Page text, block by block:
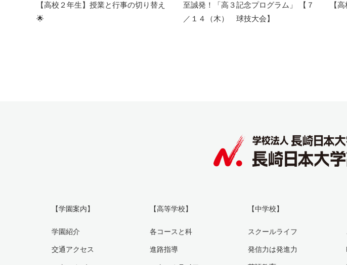
【高校２年生】授業と行事の切り替え
🌟
至誠発！「高３記念プログラム」 【７
／１４（木） 球技大会】
【
【学園案内】
学園紹介
交通アクセス
【高等学校】
各コースと科
進路指導
【中学校】
スクールライフ
発信力は発進力